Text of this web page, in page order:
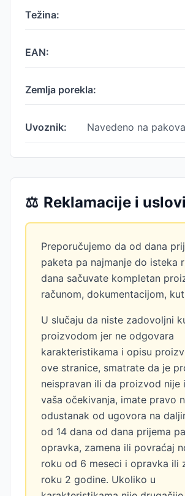
Težina:
EAN:
Zemlja porekla:
Uvoznik: Navedeno na
⚖️ Reklamacije i uslovi
Preporučujemo da od dana
paketa pa najmanje do isteka
dana sačuvate kompletan
računom, dokumentacijom,
U slučaju da niste zadovoljni
proizvodom jer ne odgovara
karakteristikama i opisu
ove stranice, smatrate da je
neispravan ili da proizvod nije
vaša očekivanja, imate pravo
odustanak od ugovora na
od 14 dana od dana prijema
opravka, zamena ili povraćaj
roku od 6 meseci i opravka ili
roku 2 godine. Ukoliko u